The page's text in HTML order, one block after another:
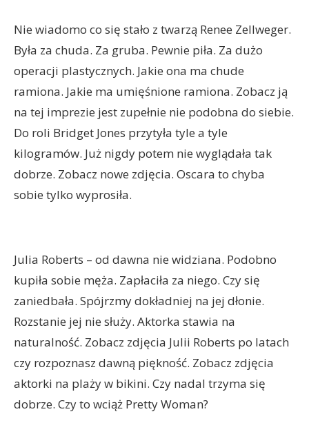
Nie wiadomo co się stało z twarzą Renee Zellweger.
Była za chuda. Za gruba. Pewnie piła. Za dużo
operacji plastycznych. Jakie ona ma chude
ramiona. Jakie ma umięśnione ramiona. Zobacz ją
na tej imprezie jest zupełnie nie podobna do siebie.
Do roli Bridget Jones przytyła tyle a tyle
kilogramów. Już nigdy potem nie wyglądała tak
dobrze. Zobacz nowe zdjęcia. Oscara to chyba
sobie tylko wyprosiła.
Julia Roberts – od dawna nie widziana. Podobno
kupiła sobie męża. Zapłaciła za niego. Czy się
zaniedbała. Spójrzmy dokładniej na jej dłonie.
Rozstanie jej nie służy. Aktorka stawia na
naturalność. Zobacz zdjęcia Julii Roberts po latach
czy rozpoznasz dawną piękność. Zobacz zdjęcia
aktorki na plaży w bikini. Czy nadal trzyma się
dobrze. Czy to wciąż Pretty Woman?